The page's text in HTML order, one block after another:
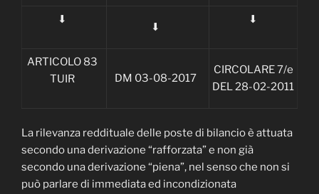
⬇
⬇
⬇
ARTICOLO 83
TUIR
DM 03-08-2017
CIRCOLARE 7/e
DEL 28-02-2011
La rilevanza reddituale delle poste di bilancio è attuata
secondo una derivazione “rafforzata” e non già
secondo una derivazione “piena”, nel senso che non si
può parlare di immediata ed incondizionata